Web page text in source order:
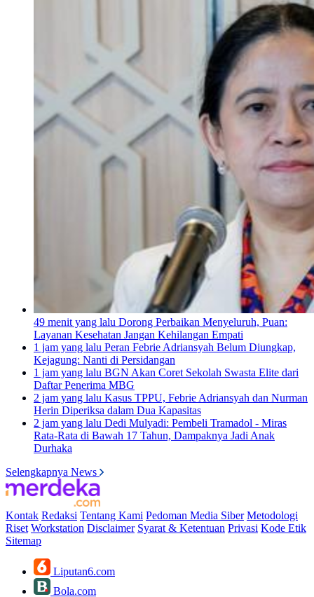
49 menit yang lalu Dorong Perbaikan Menyeluruh, Puan:
Layanan Kesehatan Jangan Kehilangan Empati
1 jam yang lalu Peran Febrie Adriansyah Belum Diungkap,
Kejagung: Nanti di Persidangan
1 jam yang lalu BGN Akan Coret Sekolah Swasta Elite dari
Daftar Penerima MBG
2 jam yang lalu Kasus TPPU, Febrie Adriansyah dan Nurman
Herin Diperiksa dalam Dua Kapasitas
2 jam yang lalu Dedi Mulyadi: Pembeli Tramadol - Miras
Rata-Rata di Bawah 17 Tahun, Dampaknya Jadi Anak
Durhaka
Selengkapnya News
Kontak Redaksi Tentang Kami Pedoman Media Siber Metodologi
Riset Workstation Disclaimer Syarat & Ketentuan Privasi Kode Etik
Sitemap
Liputan6.com
Bola.com